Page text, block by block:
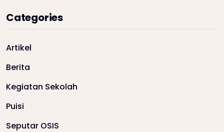
Categories
Artikel
Berita
Kegiatan Sekolah
Puisi
Seputar OSIS